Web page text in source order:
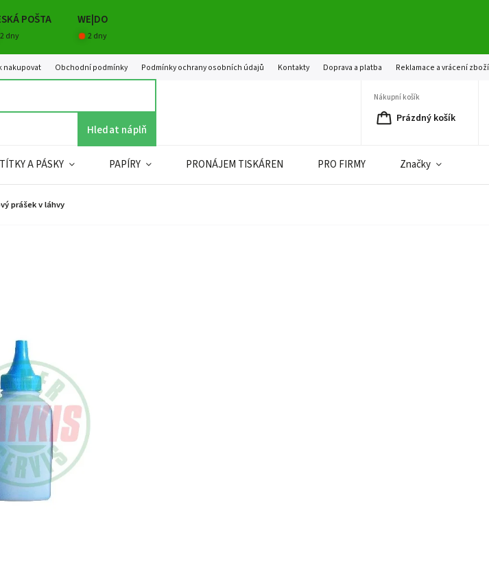
POŠTA WE|DO
2 dny 2 dny
nakupovat Obchodní podmínky Podmínky ochrany osobních údajů Kontakty Doprava a platba Reklamace a vrácení zboží
Hledat náplň
Nákupní košík
Prázdný košík
A PÁSKY PAPÍRY PRONÁJEM TISKÁREN PRO FIRMY Značky
prášek v láhvy